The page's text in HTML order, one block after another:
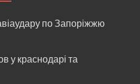
по Запоріжжю
у краснодарі та